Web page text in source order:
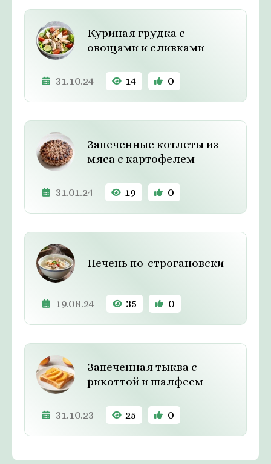
Куриная грудка с
овощами и сливками
31.10.24 14 0
Запеченные котлеты из
мяса с картофелем
31.01.24 19 0
Печень по-строгановски
19.08.24 35 0
Запеченная тыква с
рикоттой и шалфеем
31.10.23 25 0